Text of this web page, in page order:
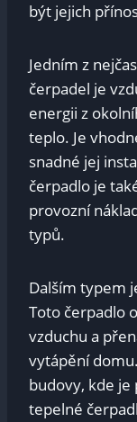
být jejich
Jedním z
čerpadel je
energii z
teplo. Je
snadné jej
čerpadlo je
provozní
typů.
Dalším typem
Toto čerpadlo
vzduchu a
vytápění
budovy, kde je
tepelné